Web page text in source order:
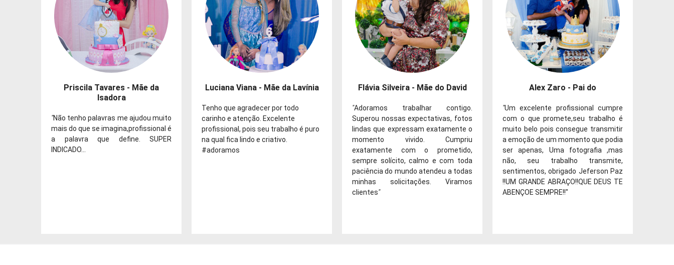
Priscila Tavares - Mãe da
Isadora
"Não tenho palavras me ajudou muito
mais do que se imagina,profissional é
a palavra que define. SUPER
INDICADO...
Luciana Viana - Mãe da Lavínia
Tenho que agradecer por todo
carinho e atenção. Excelente
profissional, pois seu trabalho é puro
na qual fica lindo e criativo.
#adoramos
Flávia Silveira - Mãe do David
"Adoramos trabalhar contigo.
Superou nossas expectativas, fotos
lindas que expressam exatamente o
momento vivido. Cumpriu
exatamente com o prometido,
sempre solícito, calmo e com toda
paciência do mundo atendeu a todas
minhas solicitações. Viramos
clientes"
Alex Zaro - Pai do
"Um excelente profissional cumpre
com o que promete,seu trabalho é
muito belo pois consegue transmitir
a emoção de um momento que podia
ser apenas, Uma fotografia ,mas
não, seu trabalho transmite,
sentimentos, obrigado Jeferson Paz
!!UM GRANDE ABRAÇO!!QUE DEUS TE
ABENÇOE SEMPRE!!"